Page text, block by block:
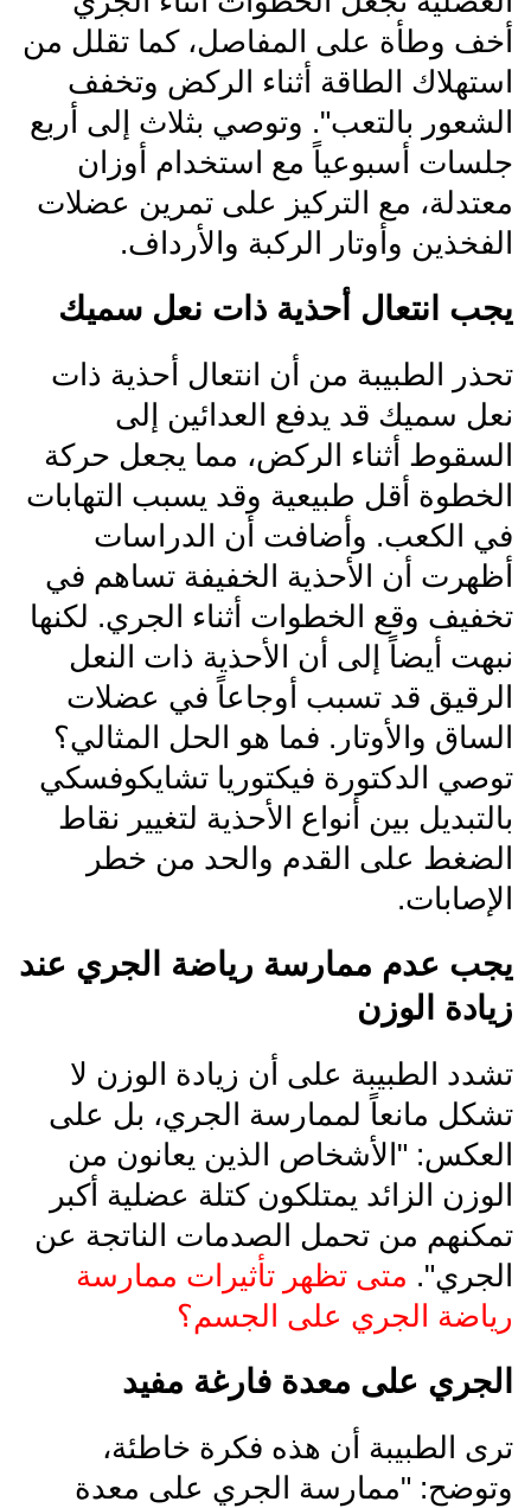
أخف وطأة على المفاصل، كما تقلل من
استهلاك الطاقة أثناء الركض وتخفف
الشعور بالتعب". وتوصي بثلاث إلى أربع
جلسات أسبوعياً مع استخدام أوزان
معتدلة، مع التركيز على تمرين عضلات
الفخذين وأوتار الركبة والأرداف.
يجب انتعال أحذية ذات نعل سميك
تحذر الطبيبة من أن انتعال أحذية ذات
نعل سميك قد يدفع العدائين إلى
السقوط أثناء الركض، مما يجعل حركة
الخطوة أقل طبيعية وقد يسبب التهابات
في الكعب. وأضافت أن الدراسات
أظهرت أن الأحذية الخفيفة تساهم في
تخفيف وقع الخطوات أثناء الجري. لكنها
نبهت أيضاً إلى أن الأحذية ذات النعل
الرقيق قد تسبب أوجاعاً في عضلات
الساق والأوتار. فما هو الحل المثالي؟
توصي الدكتورة فيكتوريا تشايكوفسكي
بالتبديل بين أنواع الأحذية لتغيير نقاط
الضغط على القدم والحد من خطر
الإصابات.
يجب عدم ممارسة رياضة الجري عند
زيادة الوزن
تشدد الطبيبة على أن زيادة الوزن لا
تشكل مانعاً لممارسة الجري، بل على
العكس: "الأشخاص الذين يعانون من
الوزن الزائد يمتلكون كتلة عضلية أكبر
تمكنهم من تحمل الصدمات الناتجة عن
الجري". متى تظهر تأثيرات ممارسة
رياضة الجري على الجسم؟
الجري على معدة فارغة مفيد
ترى الطبيبة أن هذه فكرة خاطئة،
وتوضح: "ممارسة الجري على معدة